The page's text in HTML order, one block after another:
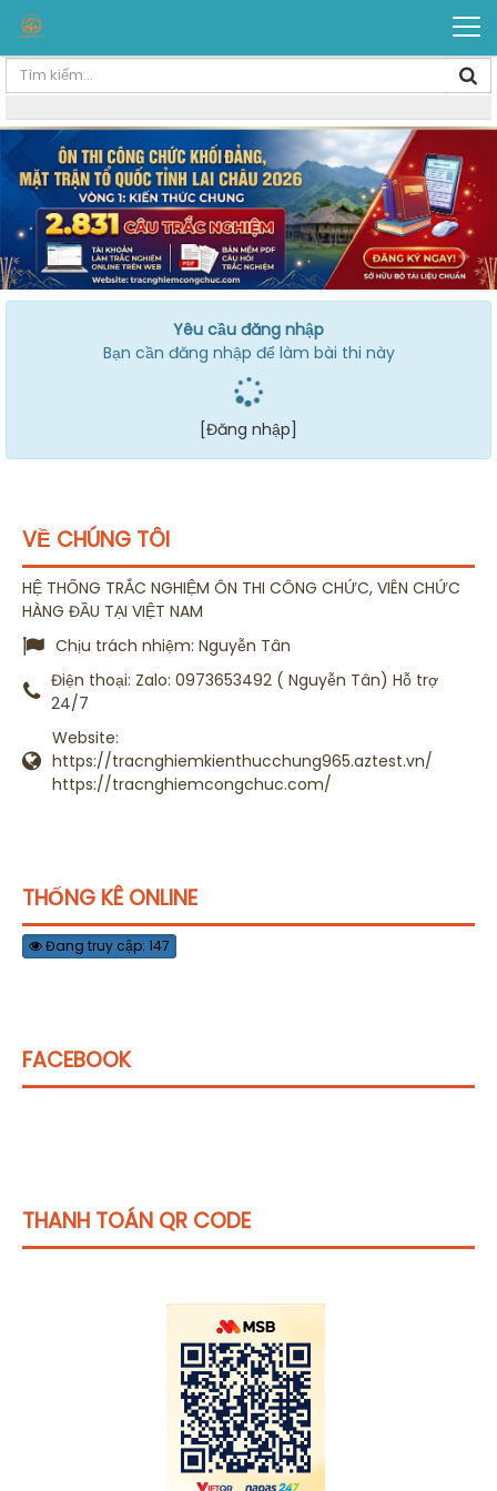
Yêu cầu đăng nhập
Bạn cần đăng nhập để làm bài thi này
[Đăng nhập]
VỀ CHÚNG TÔI
HỆ THỐNG TRẮC NGHIỆM ÔN THI CÔNG CHỨC, VIÊN CHỨC
HÀNG ĐẦU TẠI VIỆT NAM
Chịu trách nhiệm: Nguyễn Tân
Điện thoại: Zalo: 0973653492 ( Nguyễn Tân) Hỗ trợ
24/7
Website:
https://tracnghiemkienthucchung965.aztest.vn/
https://tracnghiemcongchuc.com/
THỐNG KÊ ONLINE
Đang truy cập: 147
FACEBOOK
THANH TOÁN QR CODE